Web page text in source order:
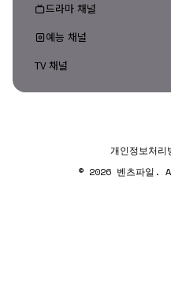
드라마 채널
예능 채널
TV 채널
개인정보처리
© 2026 벤츠파